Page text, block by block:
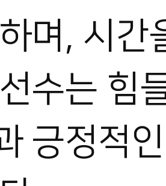
며, 시간
수는 힘
긍정적